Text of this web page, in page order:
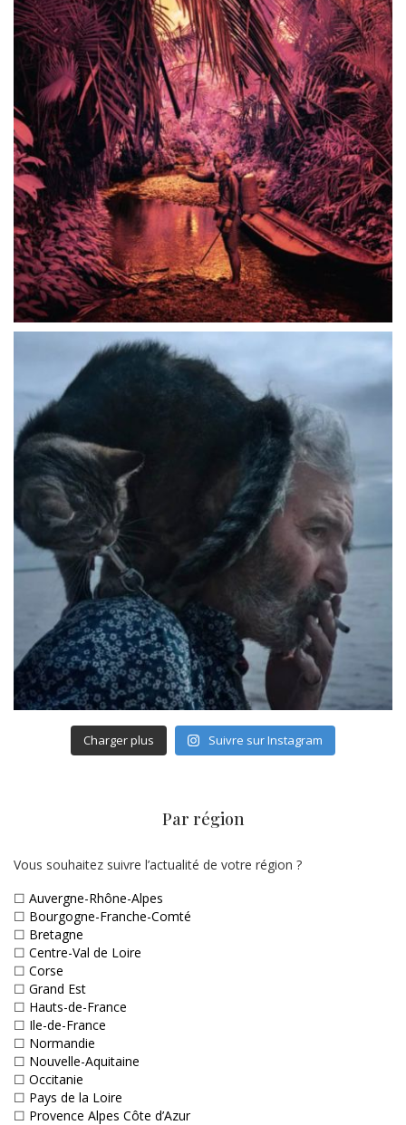
Charger plus Suivre sur Instagram
Par région
Vous souhaitez suivre l’actualité de votre région ?
☐ Auvergne-Rhône-Alpes
☐ Bourgogne-Franche-Comté
☐ Bretagne
☐ Centre-Val de Loire
☐ Corse
☐ Grand Est
☐ Hauts-de-France
☐ Ile-de-France
☐ Normandie
☐ Nouvelle-Aquitaine
☐ Occitanie
☐ Pays de la Loire
☐ Provence Alpes Côte d’Azur